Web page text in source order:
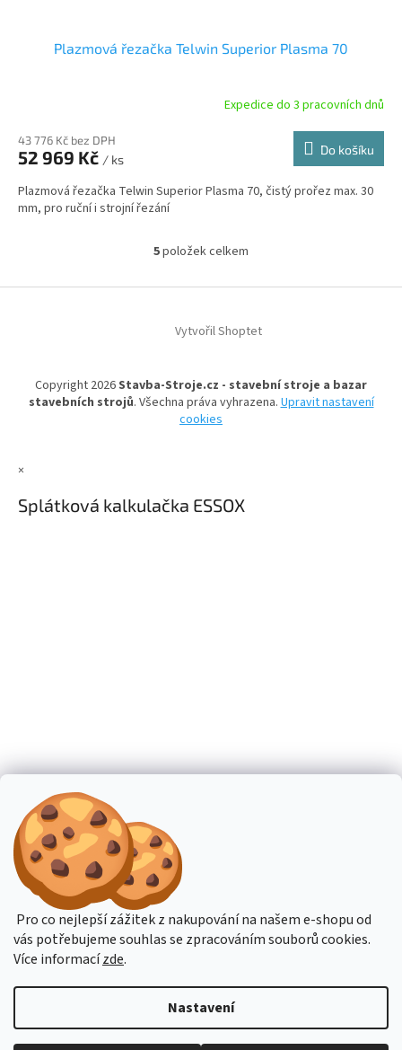
Pro co nejlepší zážitek z nakupování na našem e-shopu od
vás potřebujeme souhlas se zpracováním souborů cookies.
Více informacízde.
Nastavení
Plazmová řezačka Telwin Superior Plasma 70
Expedice do 3 pracovních dnů
43 776 Kč bez DPH
52 969 Kč / ks
Do košíku
Plazmová řezačka Telwin Superior Plasma 70, čistý prořez max. 30
mm, pro ruční i strojní řezání
O
l
d
í
p
r
v
ý
p
5položek celkem
Vytvořil Shoptet
Copyright 2026Stavba-Stroje.cz - stavební stroje a bazar
stavebních strojů. Všechna práva vyhrazena.Upravit nastavení
cookies
×
Splátková kalkulačka ESSOX